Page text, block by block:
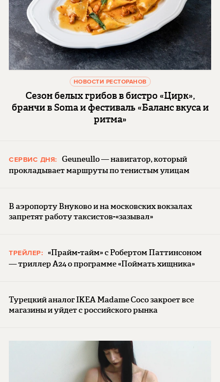
НОВОСТИ РЕСТОРАНОВ
Сезон белых грибов в бистро «Цирк»,
бранчи в Soma и фестиваль «Баланс вкуса и
ритма»
СЕРВИС ДНЯ:
Geuneullo — навигатор, который
прокладывает маршруты по тенистым улицам
В аэропорту Внуково и на московских вокзалах
запретят работу таксистов-«зазывал»
ТРЕЙЛЕР:
«Прайм-тайм» с Робертом Паттинсоном
— триллер A24 о программе «Поймать хищника»
Турецкий аналог IKEA Madame Coco закроет все
магазины и уйдет с российского рынка